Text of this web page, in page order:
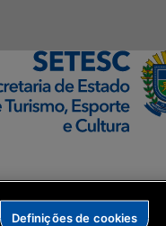
Definições de cookies